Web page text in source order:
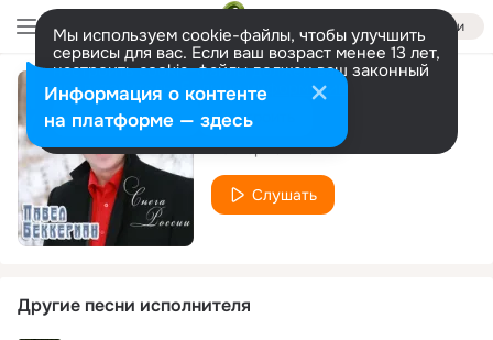
Войти
Мы используем cookie-файлы, чтобы улучшить
сервисы для вас. Если ваш возраст менее 13 лет,
настроить cookie-файлы должен ваш законный
представитель. Больше информации
Разрешить все Настроить
Поезд разлуки
Беккерман Павел
Слушать
Другие песни исполнителя
Информация о контенте
на платформе — здесь